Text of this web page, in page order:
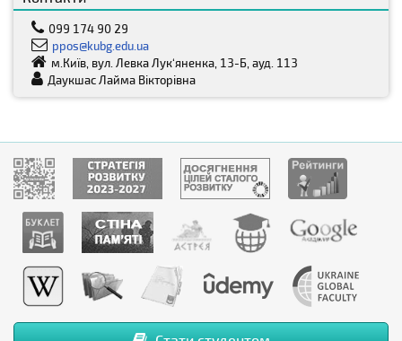
099 174 90 29
ppos@kubg.edu.ua
м.Київ, вул. Левка Лук‘яненка, 13-Б, ауд. 113
Даукшас Лайма Вікторівна